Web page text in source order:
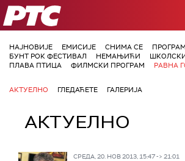
РТС
НАЈНОВИЈЕ ЕМИСИЈЕ СНИМА СЕ
БУНТ РОК ФЕСТИВАЛ
НЕМАЊИЋИ
ПЛАВА ПТИЦА
ФИЛМСКИ ПРОГРАМ РАВНА
АКТУЕЛНО ГЛЕДАЋЕТЕ ГАЛЕРИЈА
АКТУЕЛНО
СРЕДА, 20. НОВ 2013, 15:47 -> 21:01